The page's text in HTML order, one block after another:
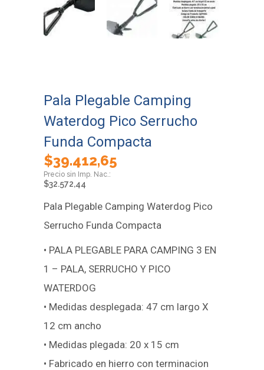
Pala Plegable Camping
Waterdog Pico Serrucho
Funda Compacta
$39.412,65
$32.572,44
Pala Plegable Camping Waterdog Pico
Serrucho Funda Compacta
• PALA PLEGABLE PARA CAMPING 3 EN
1 – PALA, SERRUCHO Y PICO
WATERDOG
• Medidas desplegada: 47 cm largo X
12 cm ancho
• Medidas plegada: 20 x 15 cm
• Fabricado en hierro con terminacion